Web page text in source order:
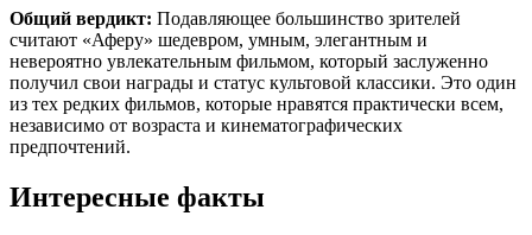
Общий вердикт: Подавляющее большинство зрителей
считают «Аферу» шедевром, умным, элегантным и
невероятно увлекательным фильмом, который заслуженно
получил свои награды и статус культовой классики. Это один
из тех редких фильмов, которые нравятся практически всем,
независимо от возраста и кинематографических
предпочтений.
Интересные факты